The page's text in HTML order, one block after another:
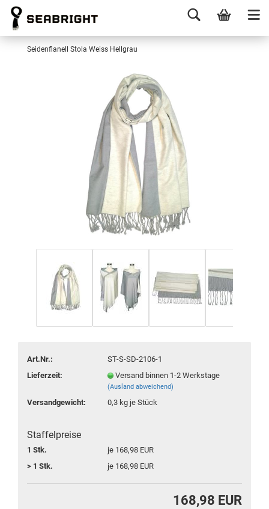
Seidenflanell Stola Weiss Hellgrau
Art.Nr.:
ST-S-SD-2106-1
Lieferzeit:
Versand binnen 1-2 Werkstage
(Ausland abweichend)
Versandgewicht: 0,3 kg je Stück
Staffelpreise
1 Stk.
je 168,98 EUR
> 1 Stk.
je 168,98 EUR
168,98 EUR